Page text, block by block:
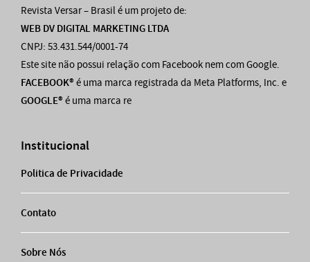
Revista Versar – Brasil é um projeto de:
WEB DV DIGITAL MARKETING LTDA
CNPJ: 53.431.544/0001-74
Este site não possui relação com Facebook nem com Google.
FACEBOOK®é uma marca registrada da Meta Platforms, Inc. e
GOOGLE®é uma marca re
Institucional
Politica de Privacidade
Contato
Sobre Nós